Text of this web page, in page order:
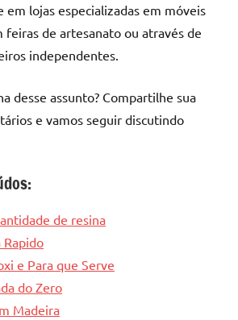
em lojas especializadas em móveis
feiras de artesanato ou através de
independentes.
desse assunto? Compartilhe sua
e vamos seguir discutindo
de resina
Rapido
e Para que Serve
do Zero
Madeira